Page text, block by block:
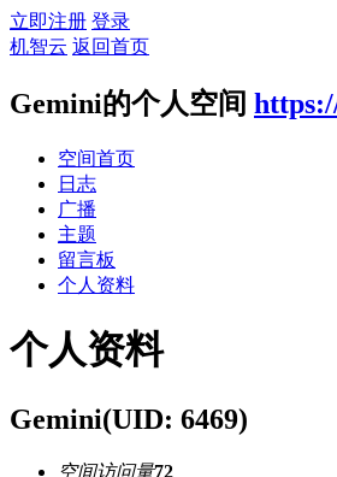
立即注册 登录
机智云 返回首页
Gemini的个人空间
空间首页
日志
广播
主题
留言板
个人资料
个人资料
Gemini(UID: 6469)
空间访问量72